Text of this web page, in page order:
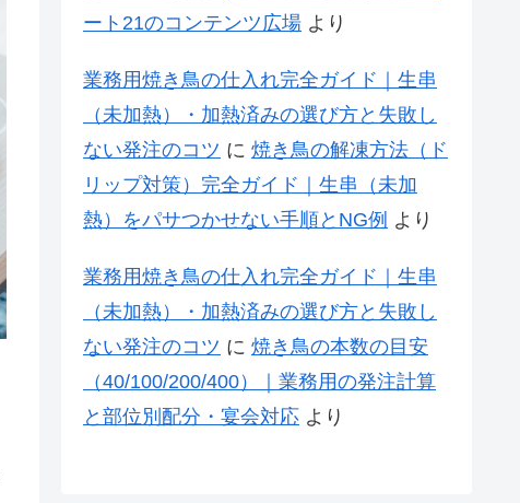
ート21のコンテンツ広場 より
業務用焼き鳥の仕入れ完全ガイド｜生串
（未加熱）・加熱済みの選び方と失敗し
ない発注のコツ に 焼き鳥の解凍方法（ド
リップ対策）完全ガイド｜生串（未加
熱）をパサつかせない手順とNG例 より
業務用焼き鳥の仕入れ完全ガイド｜生串
（未加熱）・加熱済みの選び方と失敗し
ない発注のコツ に 焼き鳥の本数の目安
（40/100/200/400）｜業務用の発注計算
と部位別配分・宴会対応 より